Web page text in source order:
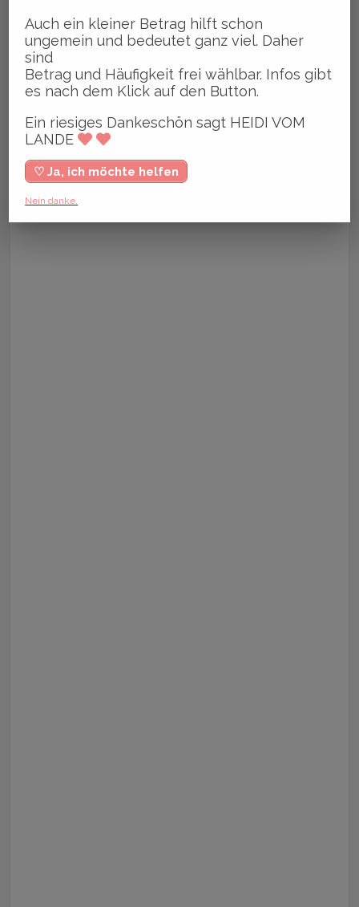
Auch ein kleiner Betrag hilft schon
ungemein und bedeutet ganz viel. Daher
sind
Betrag und Häufigkeit frei wählbar. Infos gibt
es nach dem Klick auf den Button.
Ein riesiges Dankeschön sagt HEIDI VOM
LANDE
♡ Ja, ich möchte helfen
Nein danke.